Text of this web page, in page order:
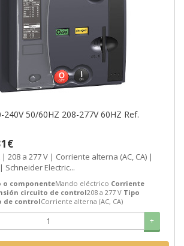
50/60HZ 208-277V 60HZ Ref.
alterna (AC, CA) |
Mando eléctrico | Schneider Electric...
o componenteMando eléctrico Corriente
circuito de control208 a 277 V Tipo
de controlCorriente alterna (AC, CA)
+